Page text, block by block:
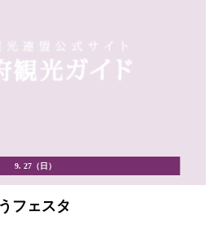
9. 27（日）
フェスタ